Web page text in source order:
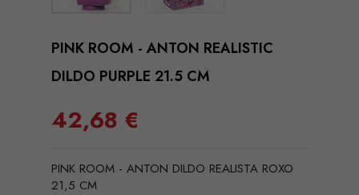
PINK ROOM - ANTON REALISTIC
DILDO PURPLE 21.5 CM
42,68 €
PINK ROOM - ANTON DILDO REALISTA ROXO
21,5 CM